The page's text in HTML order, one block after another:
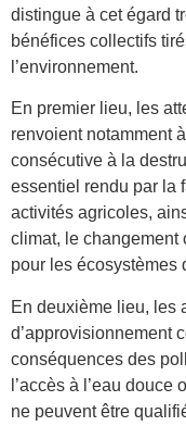
distingue à cet égard
bénéfices collectifs
l’environnement.
En premier lieu, les
renvoient notamment
consécutive à la
essentiel rendu par la
activités agricoles,
climat, le changement
pour les écosystèmes
En deuxième lieu, les
d’approvisionnement
conséquences des
l’accès à l’eau
ne peuvent être